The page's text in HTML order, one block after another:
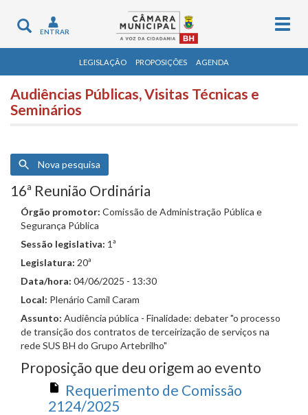
Toggle
navigation
ENTRAR
LEGISLAÇÃO PROPOSIÇÕES AGENDA
Audiências Públicas, Visitas Técnicas e
Seminários
Nova pesquisa
16ª Reunião Ordinária
Órgão promotor: Comissão de Administração Pública e
Segurança Pública
Sessão legislativa: 1ª
Legislatura: 20ª
Data/hora: 04/06/2025 - 13:30
Local: Plenário Camil Caram
Assunto: Audiência pública - Finalidade: debater "o processo
de transição dos contratos de terceirização de serviços na
rede SUS BH do Grupo Artebrilho"
Proposição que deu origem ao evento
Requerimento de Comissão
2124/2025